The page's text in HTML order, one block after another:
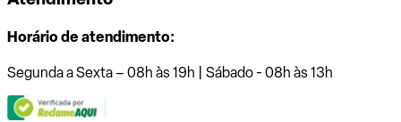
Horário de atendimento:
Segunda a Sexta – 08h às 19h | Sábado - 08h às 13h